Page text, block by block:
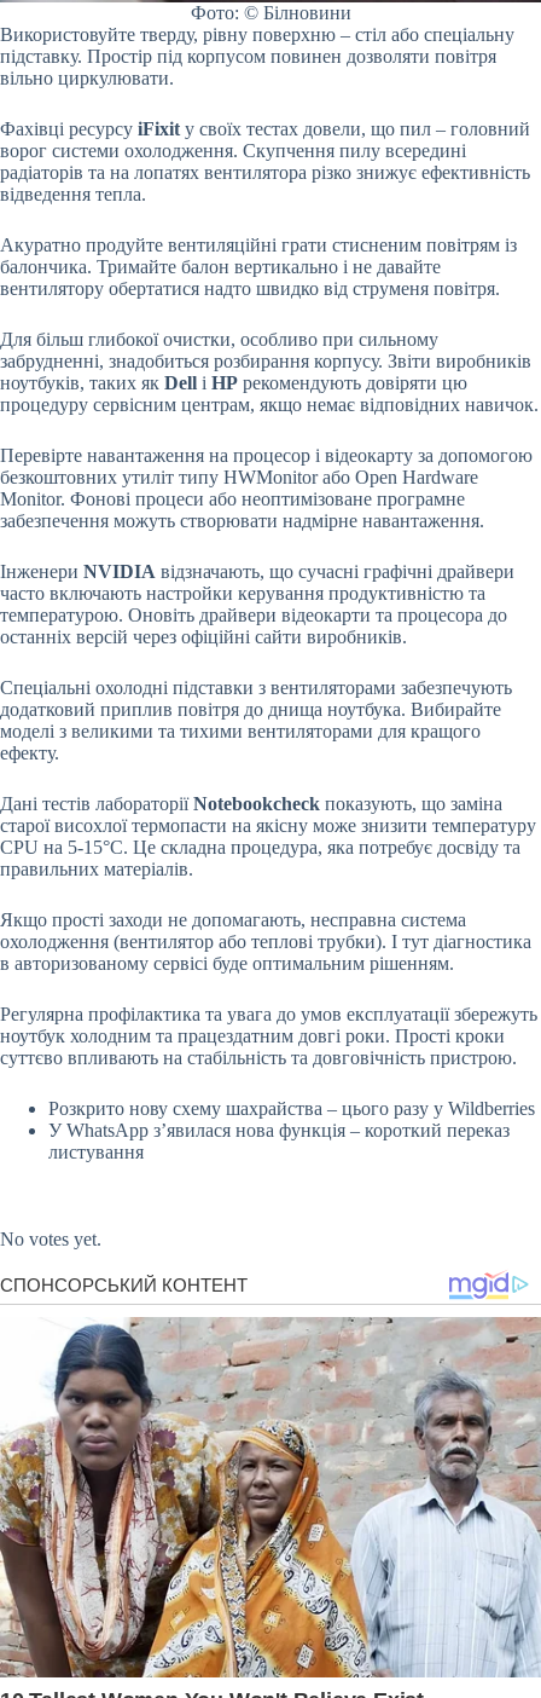
Фото: © Білновини
Використовуйте тверду, рівну поверхню – стіл або спеціальну
підставку. Простір під корпусом повинен дозволяти повітря
вільно циркулювати.
Фахівці ресурсу iFixit у своїх тестах довели, що пил – головний
ворог системи охолодження. Скупчення пилу всередині
радіаторів та на лопатях вентилятора різко знижує ефективність
відведення тепла.
Акуратно продуйте вентиляційні грати стисненим повітрям із
балончика. Тримайте балон вертикально і не давайте
вентилятору обертатися надто швидко від струменя повітря.
Для більш глибокої очистки, особливо при сильному
забрудненні, знадобиться розбирання корпусу. Звіти виробників
ноутбуків, таких як Dell і HP рекомендують довіряти цю
процедуру сервісним центрам, якщо немає відповідних навичок.
Перевірте навантаження на процесор і відеокарту за допомогою
безкоштовних утиліт типу HWMonitor або Open Hardware
Monitor. Фонові процеси або неоптимізоване програмне
забезпечення можуть створювати надмірне навантаження.
Інженери NVIDIA відзначають, що сучасні графічні драйвери
часто включають настройки керування продуктивністю та
температурою. Оновіть драйвери відеокарти та процесора до
останніх версій через офіційні сайти виробників.
Спеціальні охолодні підставки з вентиляторами забезпечують
додатковий приплив повітря до днища ноутбука. Вибирайте
моделі з великими та тихими вентиляторами для кращого
ефекту.
Дані тестів лабораторіїNotebookcheck показують, що заміна
старої висохлої термопасти на якісну може знизити температуру
CPU на 5-15°C. Це складна процедура, яка потребує досвіду та
правильних матеріалів.
Якщо прості заходи не допомагають, несправна система
охолодження (вентилятор або теплові трубки). І тут діагностика
в авторизованому сервісі буде оптимальним рішенням.
Регулярна профілактика та увага до умов експлуатації збережуть
ноутбук холодним та працездатним довгі роки. Прості кроки
суттєво впливають на стабільність та довговічність пристрою.
Розкрито нову схему шахрайства – цього разу у Wildberries
У WhatsApp з’явилася нова функція – короткий переказ
листування
No votes yet.